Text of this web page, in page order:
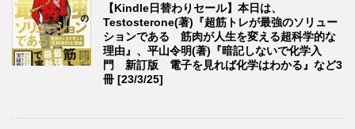
【Kindle日替わりセール】本日は、
Testosterone(著)『超筋トレが最強のソリュー
ションである 筋肉が人生を変える超科学的な
理由』、平山令明(著)『暗記しないで化学入
門 新訂版 電子を見れば化学はわかる』など3
冊 [23/3/25]